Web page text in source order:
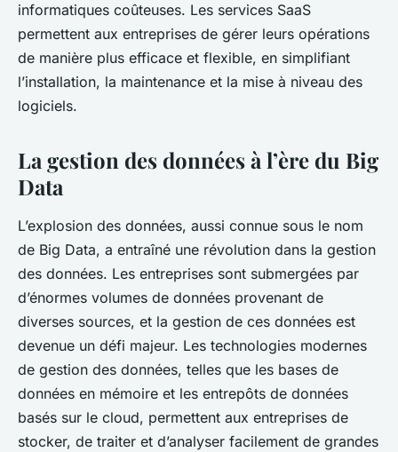
informatiques coûteuses. Les services SaaS
permettent aux entreprises de gérer leurs opérations
de manière plus efficace et flexible, en simplifiant
l’installation, la maintenance et la mise à niveau des
logiciels.
La gestion des données à l’ère du Big
Data
L’explosion des données, aussi connue sous le nom
de Big Data, a entraîné une révolution dans la gestion
des données. Les entreprises sont submergées par
d’énormes volumes de données provenant de
diverses sources, et la gestion de ces données est
devenue un défi majeur. Les technologies modernes
de gestion des données, telles que les bases de
données en mémoire et les entrepôts de données
basés sur le cloud, permettent aux entreprises de
stocker, de traiter et d’analyser facilement de grandes